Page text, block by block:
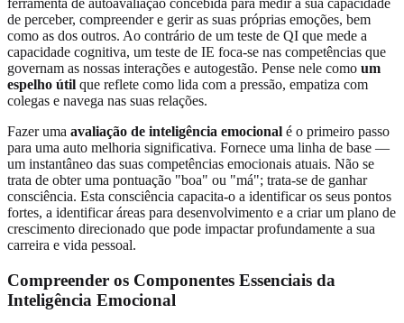
ferramenta de autoavaliação concebida para medir a sua capacidade
de perceber, compreender e gerir as suas próprias emoções, bem
como as dos outros. Ao contrário de um teste de QI que mede a
capacidade cognitiva, um teste de IE foca-se nas competências que
governam as nossas interações e autogestão. Pense nele como um
espelho útil que reflete como lida com a pressão, empatiza com
colegas e navega nas suas relações.
Fazer uma avaliação de inteligência emocional é o primeiro passo
para uma auto melhoria significativa. Fornece uma linha de base —
um instantâneo das suas competências emocionais atuais. Não se
trata de obter uma pontuação "boa" ou "má"; trata-se de ganhar
consciência. Esta consciência capacita-o a identificar os seus pontos
fortes, a identificar áreas para desenvolvimento e a criar um plano de
crescimento direcionado que pode impactar profundamente a sua
carreira e vida pessoal.
Compreender os Componentes Essenciais da
Inteligência Emocional